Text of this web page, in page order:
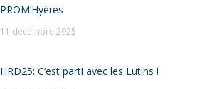
PROM’Hyères
11 décembre 2025
HRD25: C’est parti avec les Lutins !